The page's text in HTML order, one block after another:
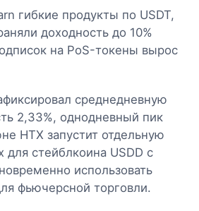
гибкие продукты по USDT,
доходность до 10%
на PoS-токены вырос
среднедневную
2,33%, однодневный пик
HTX запустит отдельную
для стейблкоина USDD с
использовать
фьючерсной торговли.